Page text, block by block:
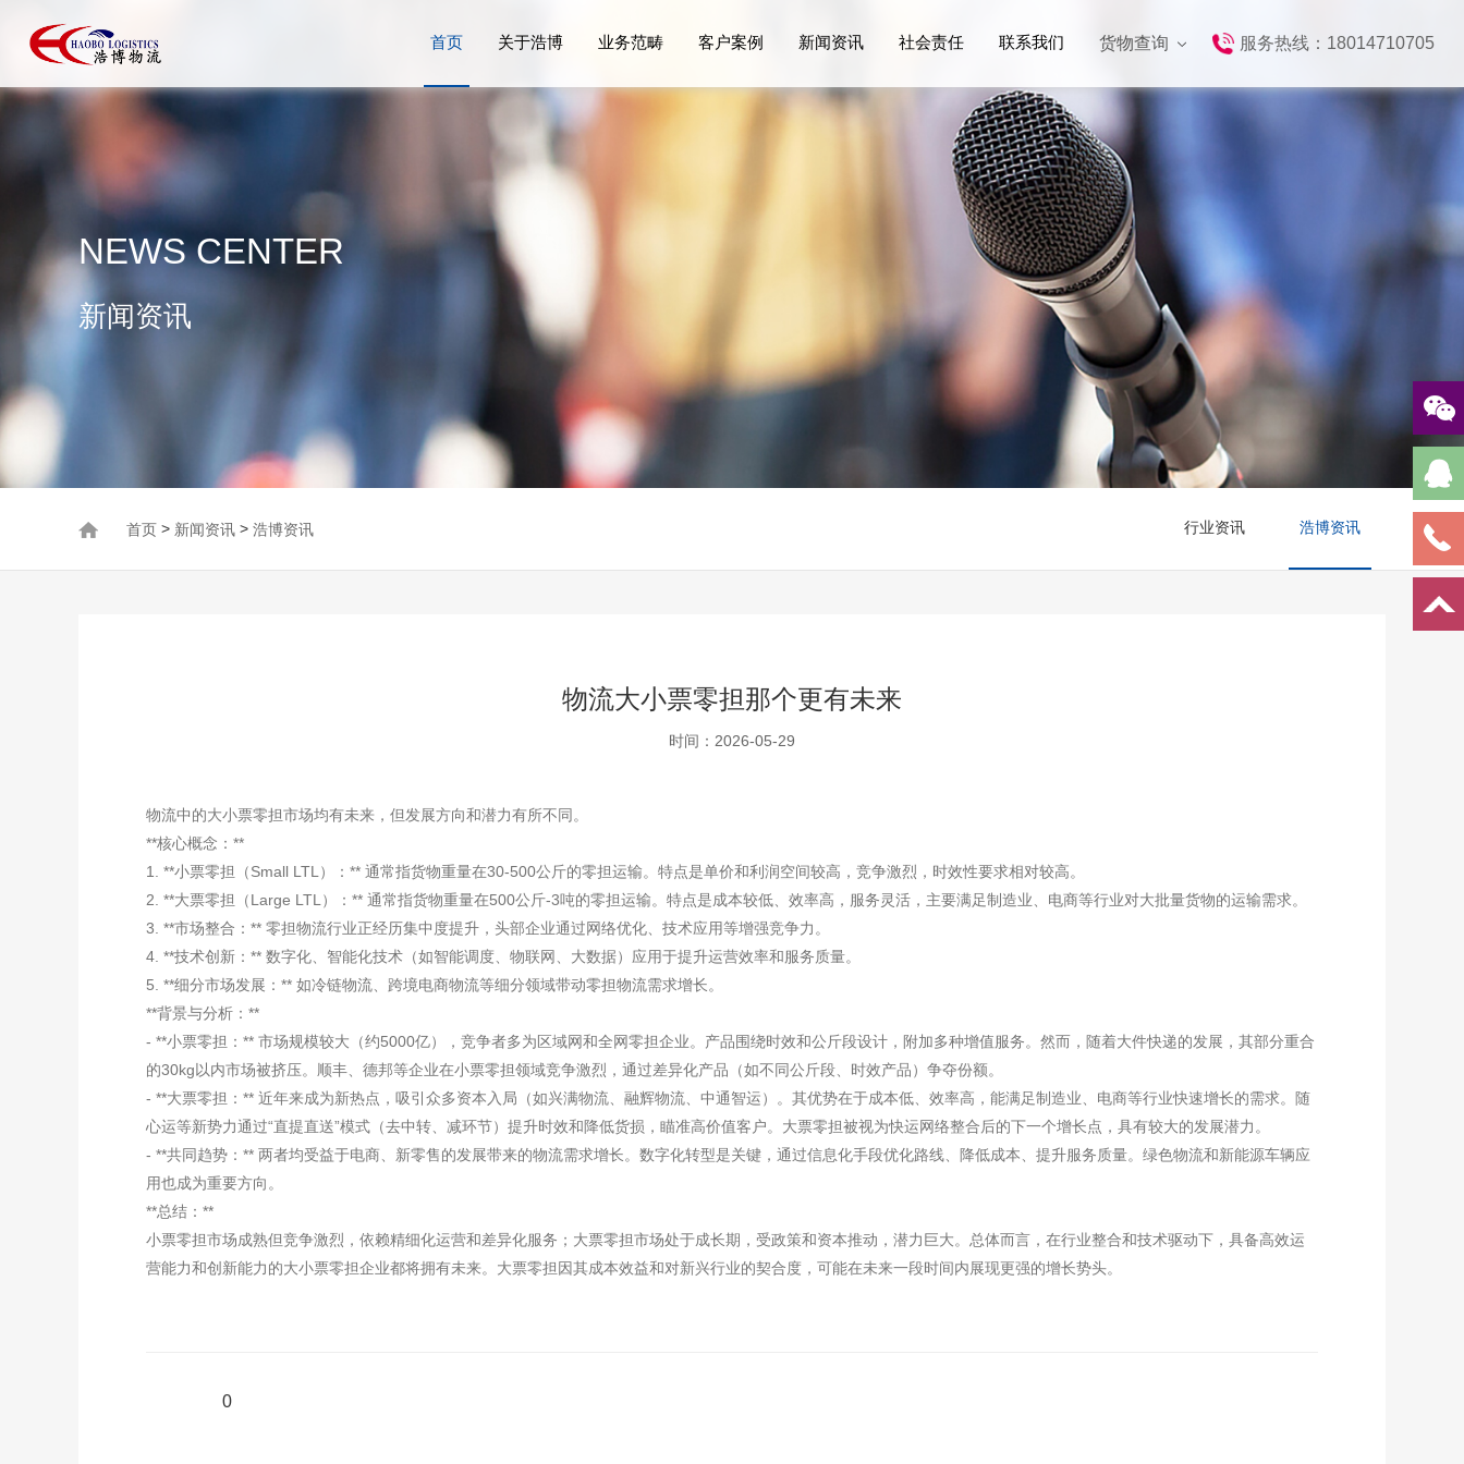
首页 关于浩博 业务范畴 客户案例 新闻资讯 社会责任 联系我们 货物查询 服务热线：18014710705
NEWS CENTER
新闻资讯
首页 > 新闻资讯 > 浩博资讯 行业资讯 浩博资讯
物流大小票零担那个更有未来
时间：2026-05-29
物流中的大小票零担市场均有未来，但发展方向和潜力有所不同。
**核心概念：**
1. **小票零担（Small LTL）：** 通常指货物重量在30-500公斤的零担运输。特点是单价和利润空间较高，竞争激烈，时效性要求相对较高。
2. **大票零担（Large LTL）：** 通常指货物重量在500公斤-3吨的零担运输。特点是成本较低、效率高，服务灵活，主要满足制造业、电商等行业对大批量货物的运输需求。
3. **市场整合：** 零担物流行业正经历集中度提升，头部企业通过网络优化、技术应用等增强竞争力。
4. **技术创新：** 数字化、智能化技术（如智能调度、物联网、大数据）应用于提升运营效率和服务质量。
5. **细分市场发展：** 如冷链物流、跨境电商物流等细分领域带动零担物流需求增长。
**背景与分析：**
- **小票零担：** 市场规模较大（约5000亿），竞争者多为区域网和全网零担企业。产品围绕时效和公斤段设计，附加多种增值服务。然而，随着大件快递的发展，其部分重合
的30kg以内市场被挤压。顺丰、德邦等企业在小票零担领域竞争激烈，通过差异化产品（如不同公斤段、时效产品）争夺份额。
- **大票零担：** 近年来成为新热点，吸引众多资本入局（如兴满物流、融辉物流、中通智运）。其优势在于成本低、效率高，能满足制造业、电商等行业快速增长的需求。随
心运等新势力通过“直提直送”模式（去中转、减环节）提升时效和降低货损，瞄准高价值客户。大票零担被视为快运网络整合后的下一个增长点，具有较大的发展潜力。
- **共同趋势：** 两者均受益于电商、新零售的发展带来的物流需求增长。数字化转型是关键，通过信息化手段优化路线、降低成本、提升服务质量。绿色物流和新能源车辆应
用也成为重要方向。
**总结：**
小票零担市场成熟但竞争激烈，依赖精细化运营和差异化服务；大票零担市场处于成长期，受政策和资本推动，潜力巨大。总体而言，在行业整合和技术驱动下，具备高效运
营能力和创新能力的大小票零担企业都将拥有未来。大票零担因其成本效益和对新兴行业的契合度，可能在未来一段时间内展现更强的增长势头。
0